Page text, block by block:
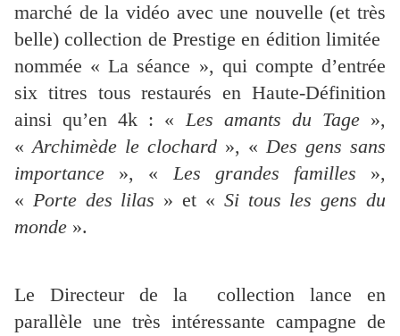
marché de la vidéo avec une nouvelle (et très
belle) collection de Prestige en édition limitée
nommée « La séance », qui compte d’entrée
six titres tous restaurés en Haute-Définition
ainsi qu’en 4k : «Les amants du Tage»,
«Archimède le clochard », « Des gens sans
importance », «Les grandes familles »,
« Porte des lilas » et « Si tous les gens du
monde ».
Le Directeur de la collection lance en
parallèle une très intéressante campagne de